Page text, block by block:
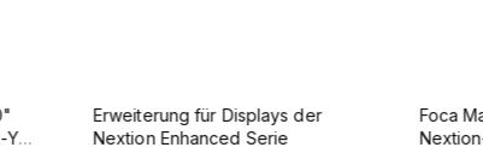
Erweiterung für Displays der
Nextion Enhanced Serie
Foca
Nextion-